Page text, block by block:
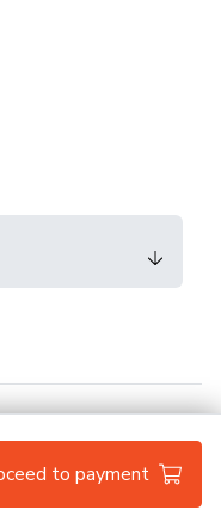
to payment